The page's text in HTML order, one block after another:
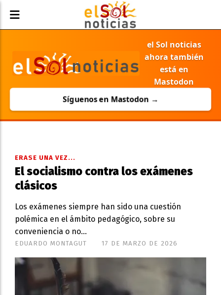
el Sol noticias
ahora también
está en
Mastodon
Síguenos en Mastodon →
El socialismo contra los exámenes
clásicos
Los exámenes siempre han sido una cuestión
polémica en el ámbito pedagógico, sobre su
conveniencia o no...
ERASE UNA VEZ...
17 DE MARZO DE 2026
EDUARDO MONTAGUT